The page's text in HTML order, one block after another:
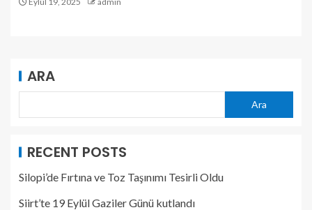
ARA
Ara
RECENT POSTS
Silopi’de Fırtına ve Toz Taşınımı Tesirli Oldu
Siirt’te 19 Eylül Gaziler Günü kutlandı